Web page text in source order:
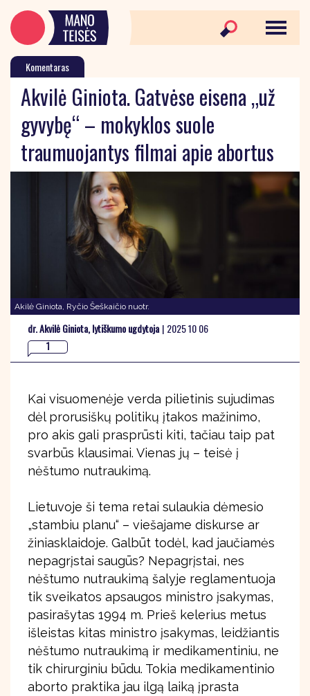
Komentaras
Akvilė Giniota. Gatvėse eisena „už
gyvybę“ – mokyklos suole
traumuojantys filmai apie abortus
Akilė Giniota, Ryčio Šeškaičio nuotr.
dr. Akvilė Giniota, lytiškumo ugdytoja | 2025 10 06
1
Kai visuomenėje verda pilietinis sujudimas
dėl prorusiškų politikų įtakos mažinimo,
pro akis gali prasprūsti kiti, tačiau taip pat
svarbūs klausimai. Vienas jų – teisė į
nėštumo nutraukimą.
Lietuvoje ši tema retai sulaukia dėmesio
„stambiu planu“ – viešajame diskurse ar
žiniasklaidoje. Galbūt todėl, kad jaučiamės
nepagrįstai saugūs? Nepagrįstai, nes
nėštumo nutraukimą šalyje reglamentuoja
tik sveikatos apsaugos ministro įsakymas,
pasirašytas 1994 m. Prieš kelerius metus
išleistas kitas ministro įsakymas, leidžiantis
nėštumo nutraukimą ir medikamentiniu, ne
tik chirurginiu būdu. Tokia medikamentinio
aborto praktika jau ilgą laiką įprasta